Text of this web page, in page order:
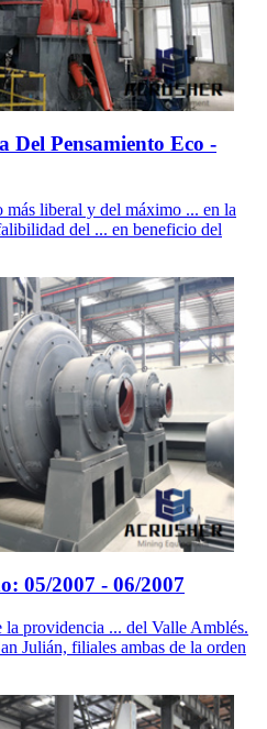
Del Pensamiento Eco -
más liberal y del máximo ... en la
del ... en beneficio del
05/2007 - 06/2007
la providencia ... del Valle Amblés.
Julián, filiales ambas de la orden